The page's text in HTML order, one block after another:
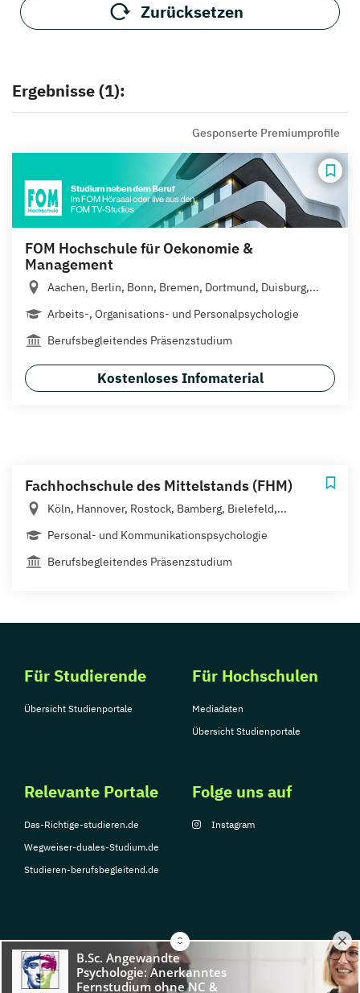
Zurücksetzen
Ergebnisse (1):
Gesponserte Premiumprofile
FOM Hochschule für Oekonomie &
Management
Aachen, Berlin, Bonn, Bremen, Dortmund, Duisburg,...
Arbeits-, Organisations- und Personalpsychologie
Berufsbegleitendes Präsenzstudium
Kostenloses Infomaterial
Fachhochschule des Mittelstands (FHM)
Köln, Hannover, Rostock, Bamberg, Bielefeld,...
Personal- und Kommunikationspsychologie
Berufsbegleitendes Präsenzstudium
Für Studierende
Übersicht Studienportale
Für Hochschulen
Mediadaten
Übersicht Studienportale
Relevante Portale
Das-Richtige-studieren.de
Wegweiser-duales-Studium.de
Studieren-berufsbegleitend.de
Folge uns auf
Instagram
© Copyright 2026, TarGroup Media GmbH